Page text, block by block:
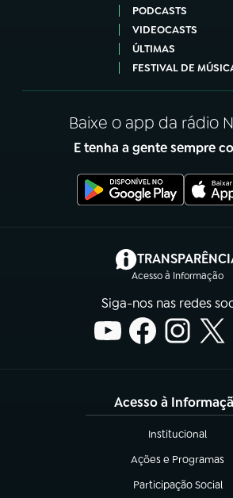
PODCASTS
VIDEOCASTS
ÚLTIMAS
FESTIVAL DE
Baixe o app da rádio
E tenha a gente sempre
Acesso à Informação
(abre
Siga-nos nas redes
Acesso à
Institucional
(abre em nova aba)
Ações e Programas
(abre em nova aba)
Participação Social
(abre em nova aba)